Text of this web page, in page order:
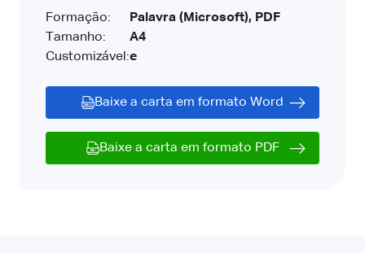
Formação:
Tamanho:
Customizável:
Palavra (Microsoft), PDF
A4
e
Baixe a carta em formato Word
Baixe a carta em formato PDF